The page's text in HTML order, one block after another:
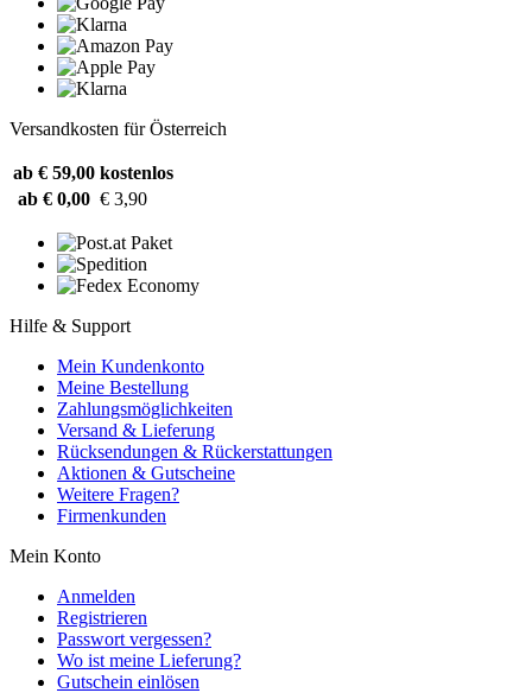
Versandkosten für Österreich
ab € 59,00 kostenlos
ab € 0,00 € 3,90
Hilfe & Support
Mein Kundenkonto
Meine Bestellung
Zahlungsmöglichkeiten
Versand & Lieferung
Rücksendungen & Rückerstattungen
Aktionen & Gutscheine
Weitere Fragen?
Firmenkunden
Mein Konto
Anmelden
Registrieren
Passwort vergessen?
Wo ist meine Lieferung?
Gutschein einlösen